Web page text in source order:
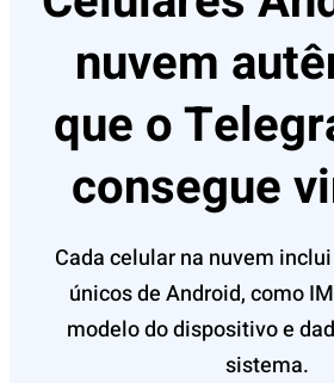
nuvem
que o
consegue
Cada celular na nuvem
únicos de Android, como
modelo do dispositivo e
sistema.